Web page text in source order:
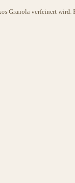
Granola verfeinert wird.